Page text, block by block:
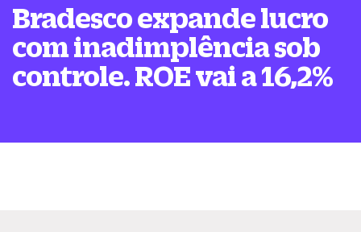
Bradesco expande lucro
com inadimplência sob
controle. ROE vai a 16,2%